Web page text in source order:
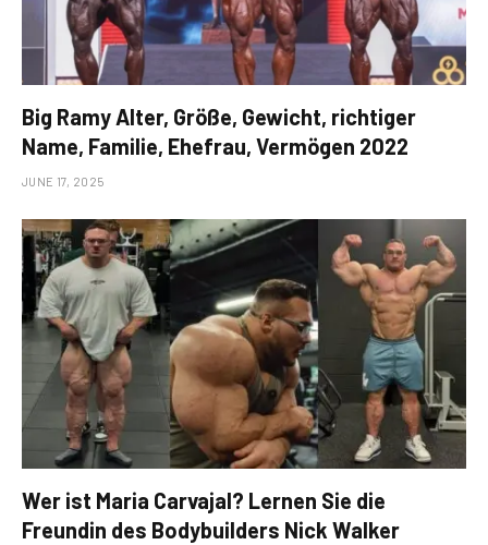
Big Ramy Alter, Größe, Gewicht, richtiger
Name, Familie, Ehefrau, Vermögen 2022
JUNE 17, 2025
Wer ist Maria Carvajal? Lernen Sie die
Freundin des Bodybuilders Nick Walker